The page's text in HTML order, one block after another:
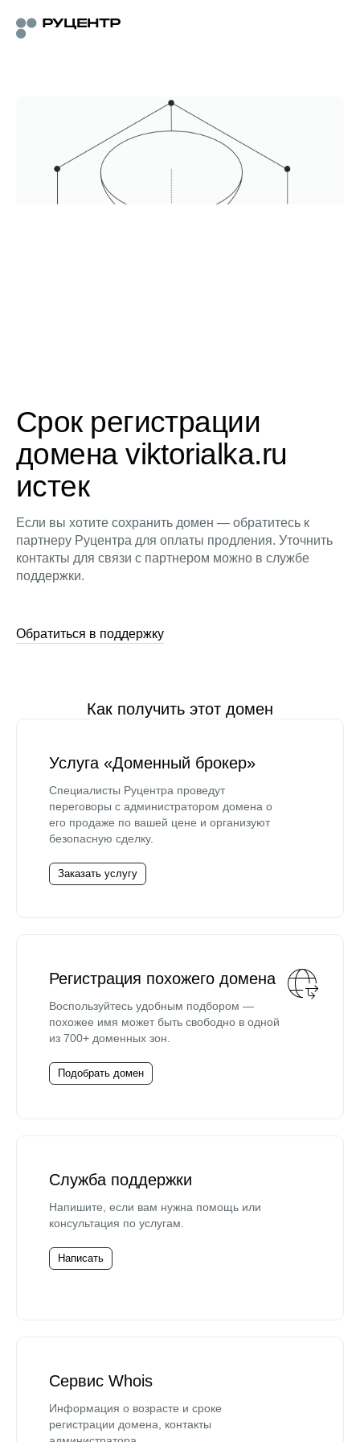
Срок регистрации
домена viktorialka.ru
истек
Если вы хотите сохранить домен — обратитесь к
партнеру Руцентра для оплаты продления. Уточнить
контакты для связи с партнером можно в службе
поддержки.
Обратиться в поддержку
Как получить этот домен
Услуга «Доменный брокер»
Специалисты Руцентра проведут
переговоры с администратором домена о
его продаже по вашей цене и организуют
безопасную сделку.
Заказать услугу
Регистрация похожего домена
Воспользуйтесь удобным подбором —
похожее имя может быть свободно в одной
из 700+ доменных зон.
Подобрать домен
Служба поддержки
Напишите, если вам нужна помощь или
консультация по услугам.
Написать
Сервис Whois
Информация о возрасте и сроке
регистрации домена, контакты